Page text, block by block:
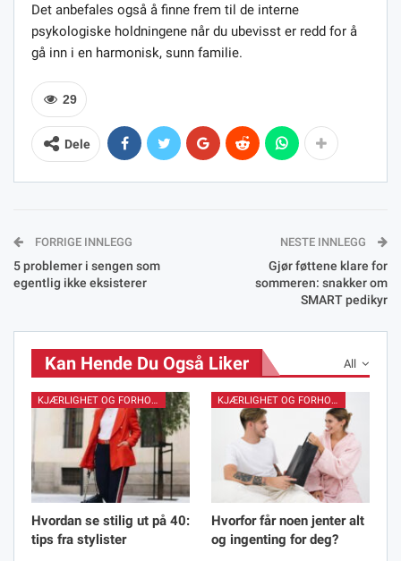
Det anbefales også å finne frem til de interne
psykologiske holdningene når du ubevisst er redd for å
gå inn i en harmonisk, sunn familie.
29
Dele
FORRIGE INNLEGG
5 problemer i sengen som
egentlig ikke eksisterer
NESTE INNLEGG
Gjør føttene klare for
sommeren: snakker om
SMART pedikyr
All
Kan Hende Du Også Liker
KJÆRLIGHET OG FORHOLD
Hvordan se stilig ut på 40:
tips fra stylister
KJÆRLIGHET OG FORHOLD
Hvorfor får noen jenter alt
og ingenting for deg?